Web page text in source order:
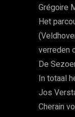
Grégoire
Het
verreden
De
In totaal
Jos
Cherain